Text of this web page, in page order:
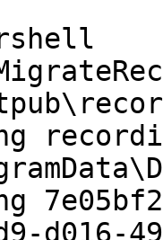
d016-